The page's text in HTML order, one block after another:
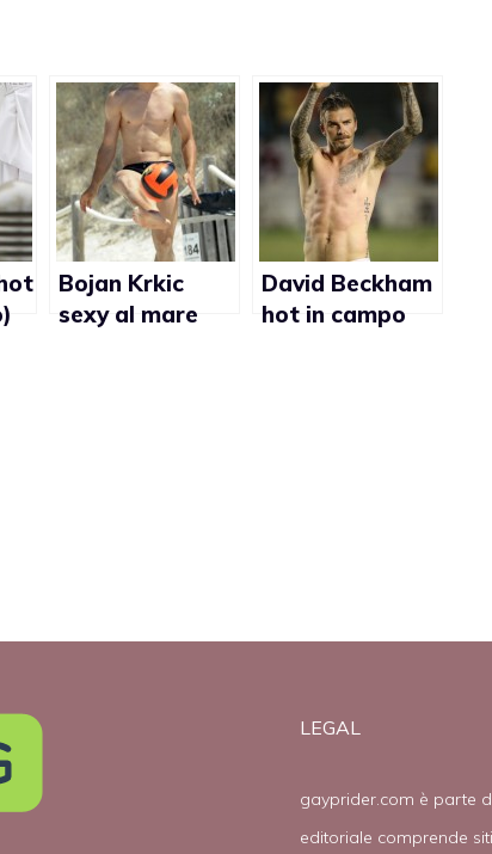
Bojan Krkic
sexy al mare
David Beckham
hot in campo
LEGAL
gayprider.com è parte
editoriale comprende